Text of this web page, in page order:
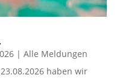
| Alle Meldungen
haben wir